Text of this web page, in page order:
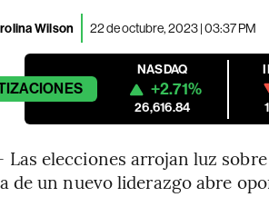
Wilson 22 de octubre, 2023 | 03:37 PM
NASDAQ
+2.71%
26,616.84
elecciones arrojan luz
de un nuevo liderazgo abre